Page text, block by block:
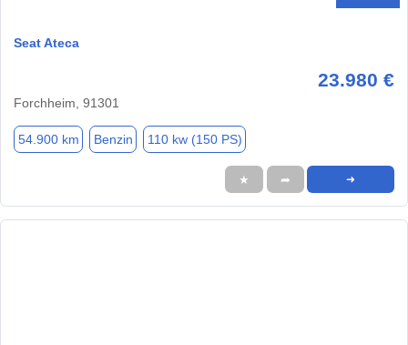
Seat Ateca
23.980 €
Forchheim, 91301
54.900 km Benzin 110 kw (150 PS)
★ ➦ ➜